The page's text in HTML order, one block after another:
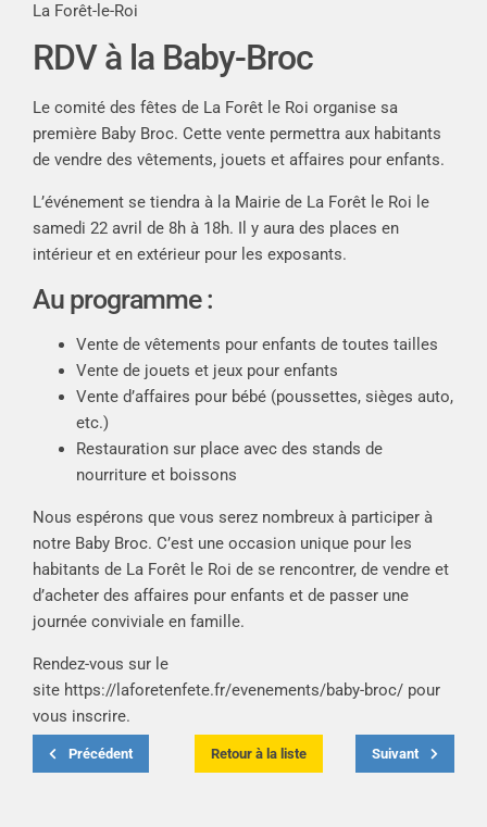
La Forêt-le-Roi
RDV à la Baby-Broc
Le comité des fêtes de La Forêt le Roi organise sa
première Baby Broc. Cette vente permettra aux habitants
de vendre des vêtements, jouets et affaires pour enfants.
L’événement se tiendra à la Mairie de La Forêt le Roi le
samedi 22 avril de 8h à 18h. Il y aura des places en
intérieur et en extérieur pour les exposants.
Au programme :
Vente de vêtements pour enfants de toutes tailles
Vente de jouets et jeux pour enfants
Vente d’affaires pour bébé (poussettes, sièges auto,
etc.)
Restauration sur place avec des stands de
nourriture et boissons
Nous espérons que vous serez nombreux à participer à
notre Baby Broc. C’est une occasion unique pour les
habitants de La Forêt le Roi de se rencontrer, de vendre et
d’acheter des affaires pour enfants et de passer une
journée conviviale en famille.
Rendez-vous sur le
site https://laforetenfete.fr/evenements/baby-broc/ pour
vous inscrire.
Précédent Retour à la liste Suivant